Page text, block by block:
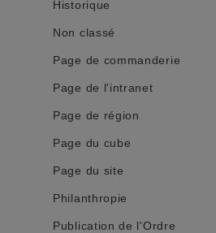
Historique
Non classé
Page de commanderie
Page de l'intranet
Page de région
Page du cube
Page du site
Philanthropie
Publication de l'Ordre